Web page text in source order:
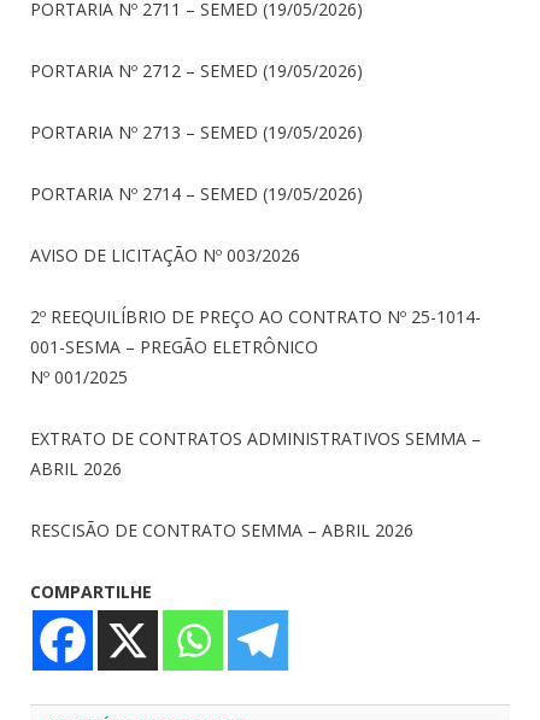
PORTARIA Nº 2711 – SEMED (19/05/2026)
PORTARIA Nº 2712 – SEMED (19/05/2026)
PORTARIA Nº 2713 – SEMED (19/05/2026)
PORTARIA Nº 2714 – SEMED (19/05/2026)
AVISO DE LICITAÇÃO Nº 003/2026
2º REEQUILÍBRIO DE PREÇO AO CONTRATO Nº 25-1014-
001-SESMA – PREGÃO ELETRÔNICO
Nº 001/2025
EXTRATO DE CONTRATOS ADMINISTRATIVOS SEMMA –
ABRIL 2026
RESCISÃO DE CONTRATO SEMMA – ABRIL 2026
COMPARTILHE